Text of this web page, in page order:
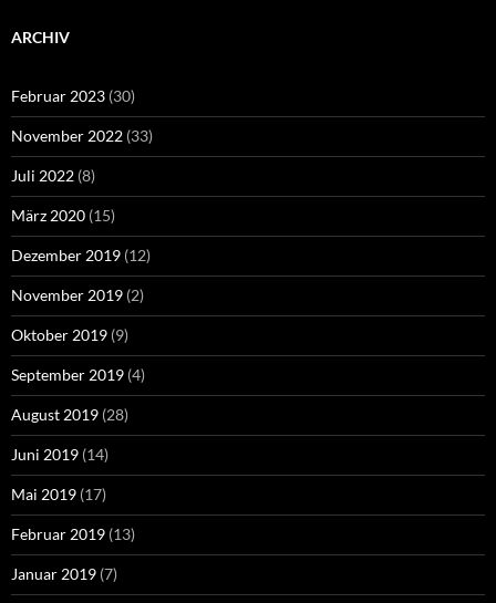
ARCHIV
Februar 2023 (30)
November 2022 (33)
Juli 2022 (8)
März 2020 (15)
Dezember 2019 (12)
November 2019 (2)
Oktober 2019 (9)
September 2019 (4)
August 2019 (28)
Juni 2019 (14)
Mai 2019 (17)
Februar 2019 (13)
Januar 2019 (7)